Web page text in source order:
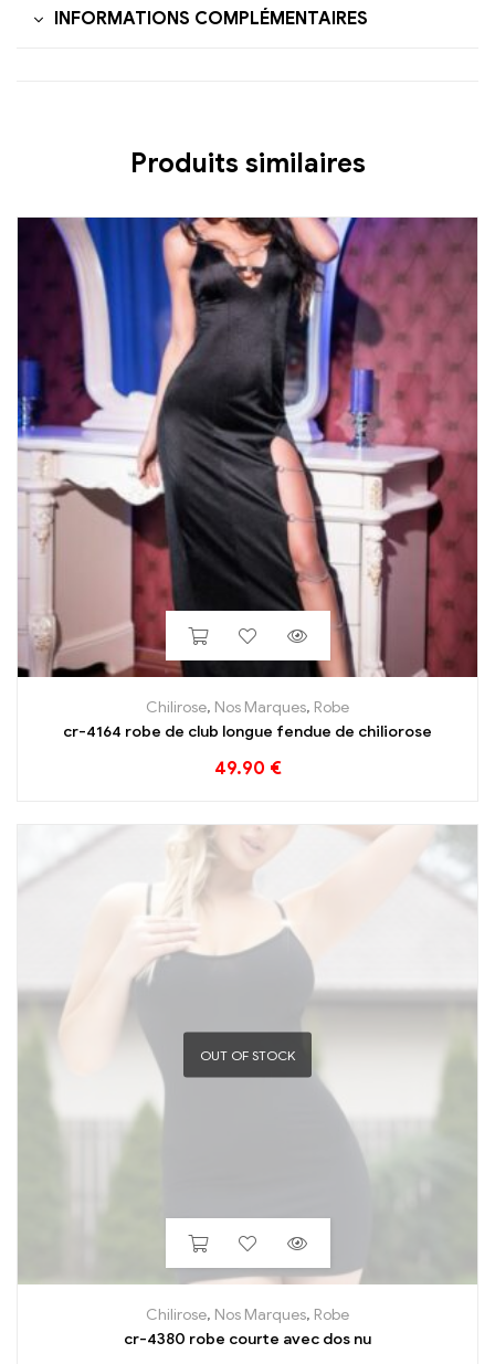
INFORMATIONS COMPLÉMENTAIRES
Produits similaires
Chilirose, Nos Marques, Robe
cr-4164 robe de club longue fendue de chiliorose
49.90 €
OUT OF STOCK
Chilirose, Nos Marques, Robe
cr-4380 robe courte avec dos nu